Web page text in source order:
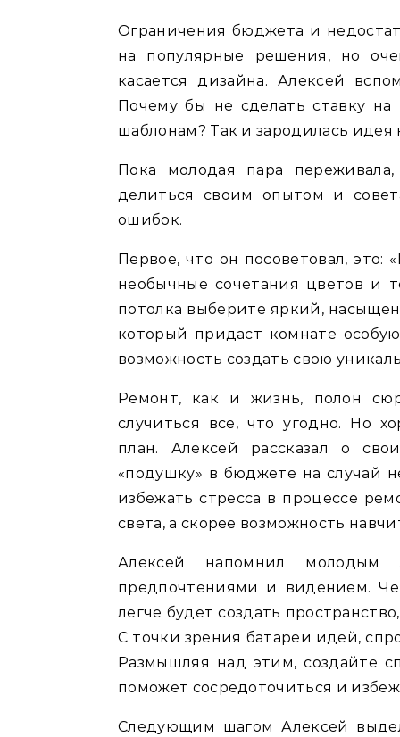
Ограничения бюджета и
на популярные решения, но
касается дизайна. Алексей
Почему бы не сделать ставку
шаблонам? Так и зародилась
Пока молодая пара
делиться своим опытом и
ошибок.
Первое, что он посоветовал,
необычные сочетания цветов и
потолка выберите яркий,
который придаст комнате
возможность создать свою
Ремонт, как и жизнь, полон
случиться все, что угодно. Но
план. Алексей рассказал о
«подушку» в бюджете на случай
избежать стресса в процессе
света, а скорее возможность
Алексей напомнил молодым
предпочтениями и видением.
легче будет создать
С точки зрения батареи идей,
Размышляя над этим, создайте
поможет сосредоточиться и
Следующим шагом Алексей